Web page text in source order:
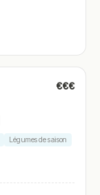
€€€
Légumes de saison